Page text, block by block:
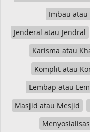
Imbau atau
Jenderal atau Jendral
Karisma atau
Komplit atau
Lembap atau
Masjid atau Mesjid